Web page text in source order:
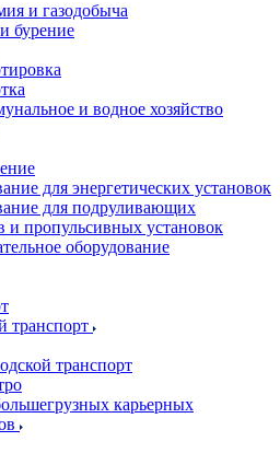
и газодобыча
бурение
и водное хозяйство
для энергетических установок
для подруливающих
и пропульсивных установок
оборудование
транспорт
транспорт
карьерных